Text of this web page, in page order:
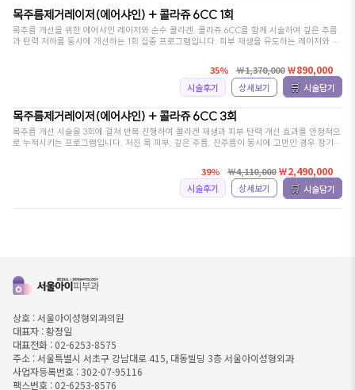
목주름제거레이저(에어샤인) + 콜라쥬 6CC 1회
목주름 개선을 위한 에어샤인 레이저와 순수 콜라겐, 콜라쥬 6CC를 함께 시술하여 깊은 주름
과 탄력 저하를 동시에 개선하는 1회 집중 프로그램입니다. 피부 재생을 유도하는 레이저와 볼
35% ￦1,370,000 ￦890,000
시술후기 상세보기 🛒 시술담기
목주름제거레이저(에어샤인) + 콜라쥬 6CC 3회
목주름 개선 시술을 3회에 걸쳐 반복 진행하여 콜라겐 재생과 피부 탄력 개선 효과를 안정적으
로 누적시키는 프로그램입니다. 처진 목 피부, 깊은 주름, 잔주름이 동시에 고민인 경우 장기적
39% ￦4,110,000 ￦2,490,000
시술후기 상세보기 🛒 시술담기
상호 : 서울아이성형외과의원
대표자 : 황정일
대표전화 : 02-6253-8575
주소 : 서울특별시 서초구 강남대로 415, 대동빌딩 3층 서울아이성형외과
사업자등록번호 : 302-07-95116
팩스번호 : 02-6253-8576